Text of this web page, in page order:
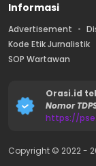
Informasi
Advertisement
Kode Etik Jurnalistik
SOP Wartawan
Orasi.id
Nomor
https://
Copyright © 2022 -